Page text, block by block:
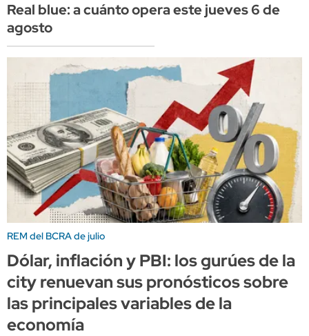
Real blue: a cuánto opera este jueves 6 de
agosto
REM del BCRA de julio
Dólar, inflación y PBI: los gurúes de la
city renuevan sus pronósticos sobre
las principales variables de la
economía